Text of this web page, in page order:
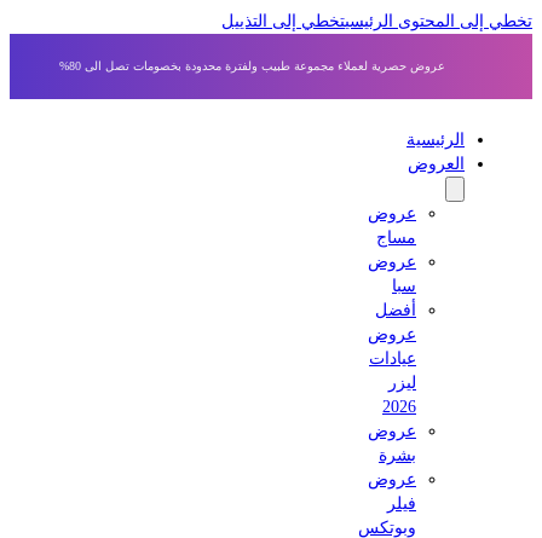
إلى المحتوى الرئيسي تخطي إلى التذييل
عروض حصرية لعملاء مجموعة طبيب ولفترة محدودة بخصومات تصل الى 80%
الرئيسية
العروض
عروض
مساج
عروض
أفضل
عروض
عيادات
عروض
بشرة
عروض
وبوتكس